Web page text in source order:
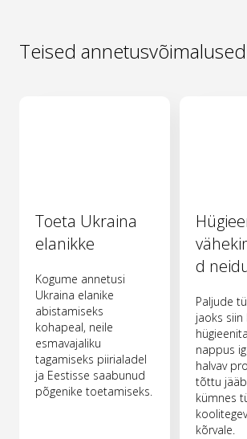
Teised annetusvõimalused
Toeta Ukraina
elanikke
Kogume annetusi
Ukraina elanike
abistamiseks
kohapeal, neile
esmavajaliku
tagamiseks piirialadel
ja Eestisse saabunud
põgenike toetamiseks.
d
Paljude
jaoks siin
nappus
halvav
tõttu
kümnes
kõrvale.